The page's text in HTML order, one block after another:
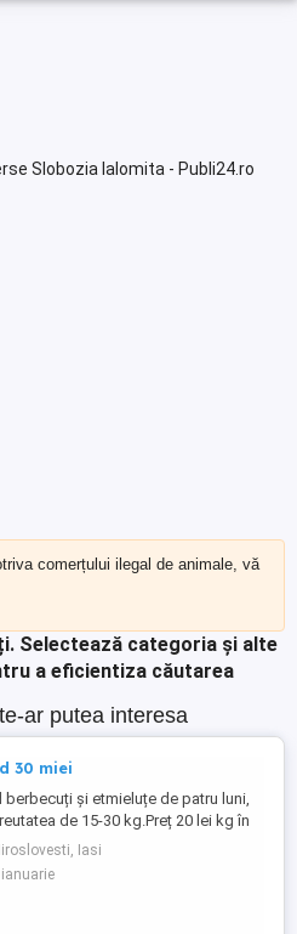
Slobozia Ialomita - Publi24.ro
comerțului ilegal de animale, vă
Selectează categoria și alte
a eficientiza căutarea
ar putea interesa
30 miei
berbecuți și etmieluțe de patru luni,
de 15-30 kg.Preț 20 lei kg în
Iasi
ianuarie